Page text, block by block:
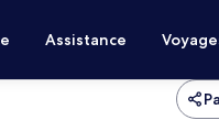
Assistance